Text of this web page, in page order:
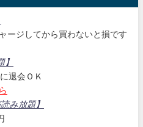
ージしてから買わないと損です
】
退会ＯＫ
み放題】